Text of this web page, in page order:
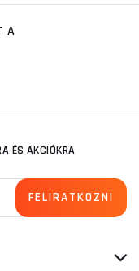
A
ÉS AKCIÓKRA